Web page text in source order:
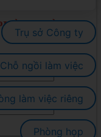
LÀM
Trụ sở Công ty
Chỗ ngồi làm việc
làm việc riêng
Phòng họp